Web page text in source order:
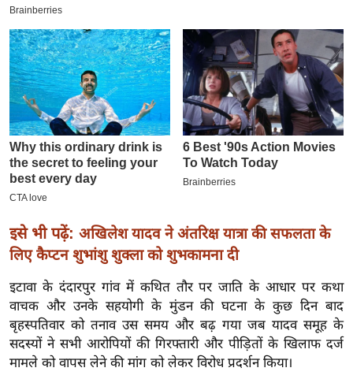
इ
म
ई
-
पे
प
र
मि
सा
ल
बे
मि
सा
ल
श
ख्सि
य
इसे भी पढ़ें: अखिलेश यादव ने अंतरिक्ष यात्रा की सफलता के
लिए कैप्टन शुभांशु शुक्ला को शुभकामना दी
इटावा के दंदारपुर गांव में कथित तौर पर जाति के आधार पर कथा
वाचक और उनके सहयोगी के मुंडन की घटना के कुछ दिन बाद
बृहस्पतिवार को तनाव उस समय और बढ़ गया जब यादव समूह के
सदस्यों ने सभी आरोपियों की गिरफ्तारी और पीड़ितों के खिलाफ दर्ज
मामले को वापस लेने की मांग को लेकर विरोध प्रदर्शन किया।